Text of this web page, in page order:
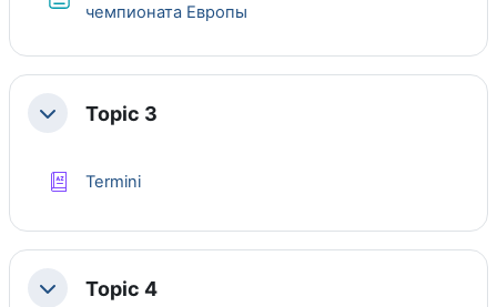
чемпионата Европы
CollapseTopic 3
TerminiGlossary
CollapseTopic 4